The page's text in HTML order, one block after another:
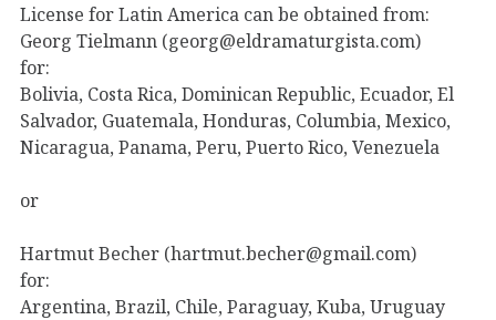
License for Latin America can be obtained from:
Georg Tielmann (georg@eldramaturgista.com)
for:
Bolivia, Costa Rica, Dominican Republic, Ecuador, El
Salvador, Guatemala, Honduras, Columbia, Mexico,
Nicaragua, Panama, Peru, Puerto Rico, Venezuela
or
Hartmut Becher (hartmut.becher@gmail.com)
for:
Argentina, Brazil, Chile, Paraguay, Kuba, Uruguay